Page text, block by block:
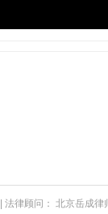
| 法律顾问： 北京岳成律